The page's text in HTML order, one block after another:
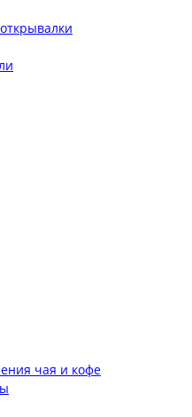
чая и кофе